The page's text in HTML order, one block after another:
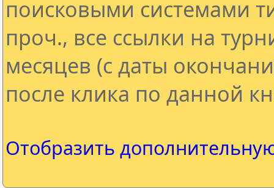
поисковыми системами
проч., все ссылки на
месяцев (с даты
после клика по данной
Отобразить